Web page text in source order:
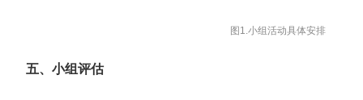
图1.小组活动具体安排
五、小组评估